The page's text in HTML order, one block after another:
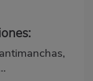
antimanchas,